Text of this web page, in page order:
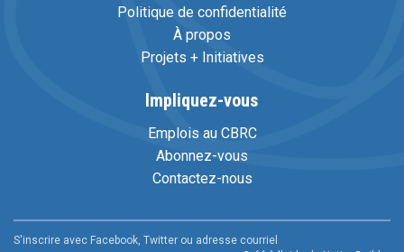
Politique de confidentialité
À propos
Projets + Initiatives
Impliquez-vous
Emplois au CBRC
Abonnez-vous
Contactez-nous
S'inscrire avec Facebook, Twitter ou adresse courriel